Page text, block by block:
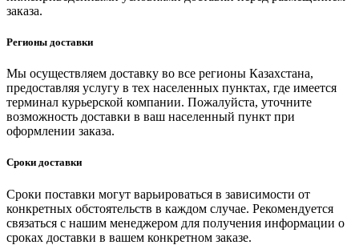
заказа.
Регионы доставки
Мы осуществляем доставку во все регионы Казахстана,
предоставляя услугу в тех населенных пунктах, где имеется
терминал курьерской компании. Пожалуйста, уточните
возможность доставки в ваш населенный пункт при
оформлении заказа.
Сроки доставки
Сроки поставки могут варьироваться в зависимости от
конкретных обстоятельств в каждом случае. Рекомендуется
связаться с нашим менеджером для получения информации о
сроках доставки в вашем конкретном заказе.